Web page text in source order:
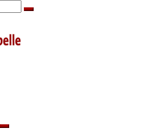
Suchen …
Suchen …